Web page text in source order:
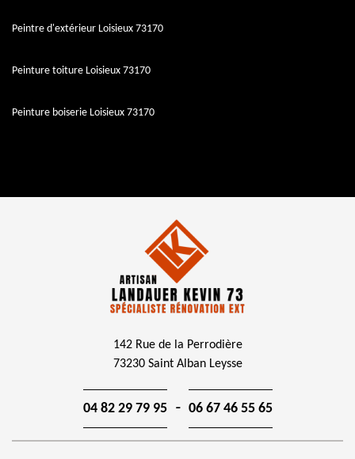
Peintre d'extérieur Loisieux 73170
Peinture toiture Loisieux 73170
Peinture boiserie Loisieux 73170
142 Rue de la Perrodière
73230 Saint Alban Leysse
04 82 29 79 95 - 06 67 46 55 65